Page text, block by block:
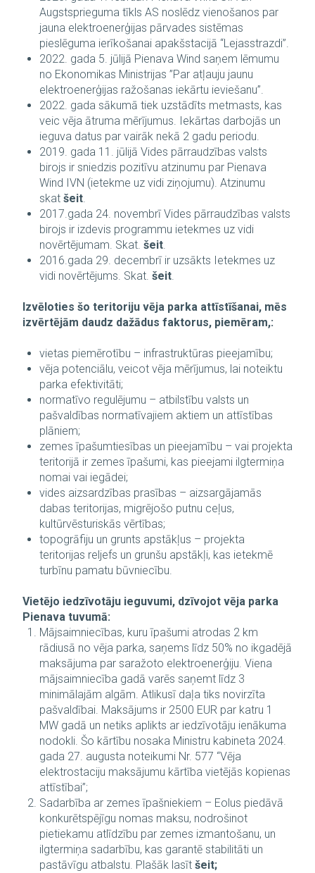
Augstsprieguma tīkls AS noslēdz vienošanos par
jauna elektroenerģijas pārvades sistēmas
pieslēguma ierīkošanai apakšstacijā “Lejasstrazdi”.
2022. gada 5. jūlijā Pienava Wind saņem lēmumu
no Ekonomikas Ministrijas ”Par atļauju jaunu
elektroenerģijas ražošanas iekārtu ieviešanu”.
2022. gada sākumā tiek uzstādīts metmasts, kas
veic vēja ātruma mērījumus. Iekārtas darbojās un
ieguva datus par vairāk nekā 2 gadu periodu.
2019. gada 11. jūlijā Vides pārraudzības valsts
birojs ir sniedzis pozitīvu atzinumu par Pienava
Wind IVN (ietekme uz vidi ziņojumu). Atzinumu
skat šeit.
2017.gada 24. novembrī Vides pārraudzības valsts
birojs ir izdevis programmu ietekmes uz vidi
novērtējumam. Skat. šeit.
2016.gada 29. decembrī ir uzsākts Ietekmes uz
vidi novērtējums. Skat. šeit.
Izvēloties šo teritoriju vēja parka attīstīšanai, mēs
izvērtējām daudz dažādus faktorus, piemēram,:
vietas piemērotību – infrastruktūras pieejamību;
vēja potenciālu, veicot vēja mērījumus, lai noteiktu
parka efektivitāti;
normatīvo regulējumu – atbilstību valsts un
pašvaldības normatīvajiem aktiem un attīstības
plāniem;
zemes īpašumtiesības un pieejamību – vai projekta
teritorijā ir zemes īpašumi, kas pieejami ilgtermiņa
nomai vai iegādei;
vides aizsardzības prasības – aizsargājamās
dabas teritorijas, migrējošo putnu ceļus,
kultūrvēsturiskās vērtības;
topogrāfiju un grunts apstākļus – projekta
teritorijas reljefs un grunšu apstākļi, kas ietekmē
turbīnu pamatu būvniecību.
Vietējo iedzīvotāju ieguvumi, dzīvojot vēja parka
Pienava tuvumā:
Mājsaimniecības, kuru īpašumi atrodas 2 km
rādiusā no vēja parka, saņems līdz 50% no ikgadējā
maksājuma par saražoto elektroenerģiju. Viena
mājsaimniecība gadā varēs saņemt līdz 3
minimālajām algām. Atlikusī daļa tiks novirzīta
pašvaldībai. Maksājums ir 2500 EUR par katru 1
MW gadā un netiks aplikts ar iedzīvotāju ienākuma
nodokli. Šo kārtību nosaka Ministru kabineta 2024.
gada 27. augusta noteikumi Nr. 577 “Vēja
elektrostaciju maksājumu kārtība vietējās kopienas
attīstībai”;
Sadarbība ar zemes īpašniekiem – Eolus piedāvā
konkurētspējīgu nomas maksu, nodrošinot
pietiekamu atlīdzību par zemes izmantošanu, un
ilgtermiņa sadarbību, kas garantē stabilitāti un
pastāvīgu atbalstu. Plašāk lasīt šeit;